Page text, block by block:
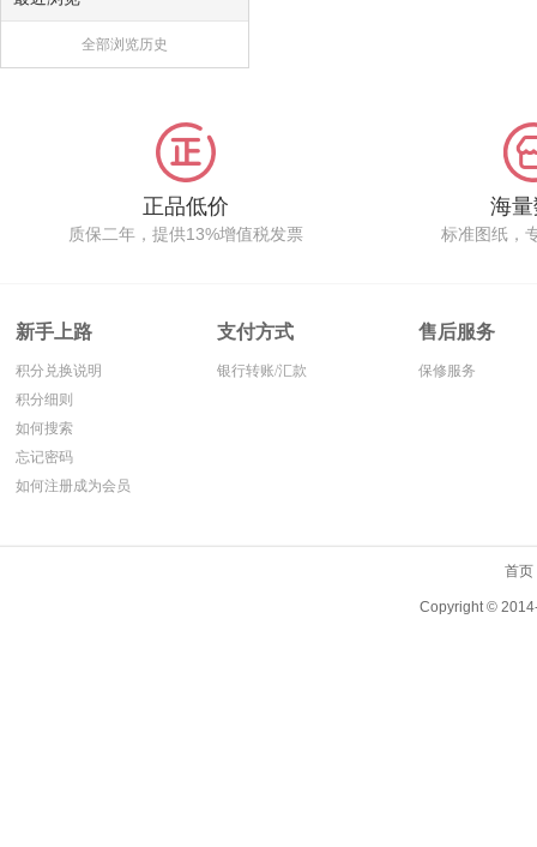
全部浏览历史
正品低价
质保二年，提供13%增值税发票
海
标准图纸，
新手上路
积分兑换说明
积分细则
如何搜索
忘记密码
如何注册成为会员
支付方式
银行转账/汇款
售后服务
保修服务
首页
Copyright ©